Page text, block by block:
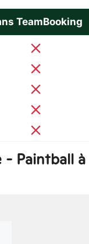
TeamBooking
- Paintball à